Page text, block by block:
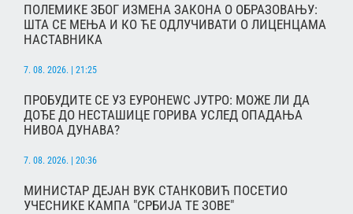
ПОЛЕМИКЕ ЗБОГ ИЗМЕНА ЗАКОНА О ОБРАЗОВАЊУ:
ШТА СЕ МЕЊА И КО ЋЕ ОДЛУЧИВАТИ О ЛИЦЕНЦАМА
НАСТАВНИКА
7. 08. 2026. | 21:25
ПРОБУДИТЕ СЕ УЗ ЕУРОНЕWС ЈУТРО: МОЖЕ ЛИ ДА
ДОЂЕ ДО НЕСТАШИЦЕ ГОРИВА УСЛЕД ОПАДАЊА
НИВОА ДУНАВА?
7. 08. 2026. | 20:36
МИНИСТАР ДЕЈАН ВУК СТАНКОВИЋ ПОСЕТИО
УЧЕСНИКЕ КАМПА "СРБИЈА ТЕ ЗОВЕ"